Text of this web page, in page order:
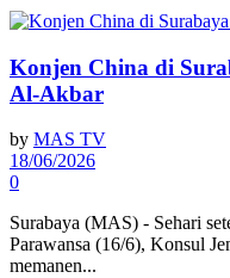
Konjen China di
Al-Akbar
by MAS TV
18/06/2026
0
Surabaya (MAS) - Sehari
Parawansa (16/6), Konsul
memanen...